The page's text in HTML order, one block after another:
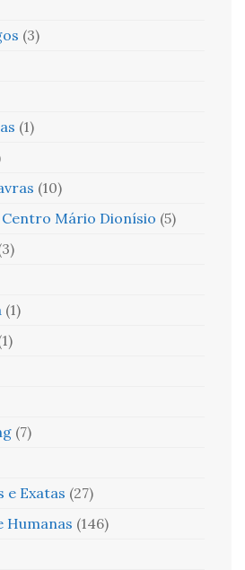
(3)
(1)
(10)
Centro Mário Dionísio (5)
(1)
(7)
e Exatas (27)
Humanas (146)